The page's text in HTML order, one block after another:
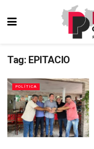
Tag: EPITACIO
POLÍTICA